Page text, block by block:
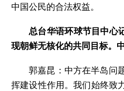
中国公民的合法权益。
总台华语环球节目中心
现朝鲜无核化的共同目标。
郭嘉昆：中方在半岛问
挥建设性作用。我们始终致